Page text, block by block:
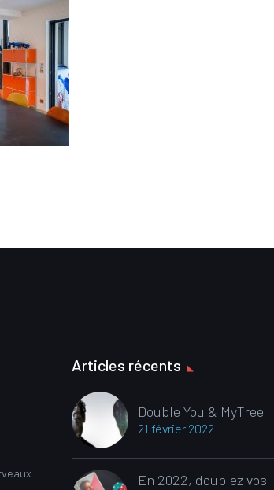
Articles récents
Double You & MyTree
21 février 2022
En 2022, doublez vos